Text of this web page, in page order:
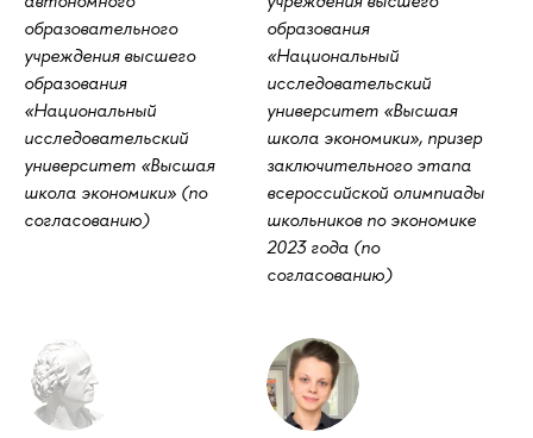
образовательного
учреждения высшего
образования
«Национальный
исследовательский
университет «Высшая
школа экономики» (по
согласованию)
образования
«Национальный
исследовательский
университет «Высшая
школа экономики», призер
заключительного этапа
всероссийской олимпиады
школьников по экономике
2023 года (по
согласованию)